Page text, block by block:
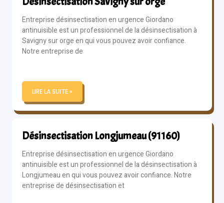
Entreprise désinsectisation en urgence Giordano
antinuisible est un professionnel de la désinsectisation à
Savigny sur orge en qui vous pouvez avoir confiance.
Notre entreprise de
LIRE LA SUITE »
Désinsectisation Longjumeau (91160)
Entreprise désinsectisation en urgence Giordano
antinuisible est un professionnel de la désinsectisation à
Longjumeau en qui vous pouvez avoir confiance. Notre
entreprise de désinsectisation et